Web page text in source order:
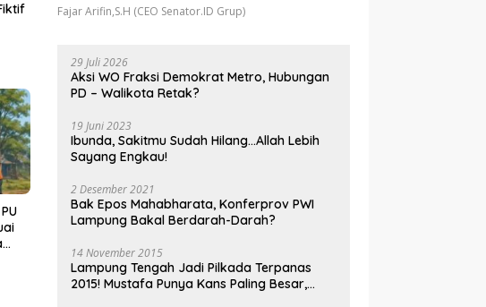
Fajar Arifin,S.H (CEO Senator.ID Grup)
29 Juli 2026
Aksi WO Fraksi Demokrat Metro, Hubungan
PD – Walikota Retak?
19 Juni 2023
Ibunda, Sakitmu Sudah Hilang…Allah Lebih
Sayang Engkau!
2 Desember 2021
Bak Epos Mahabharata, Konferprov PWI
Lampung Bakal Berdarah-Darah?
14 November 2015
Lampung Tengah Jadi Pilkada Terpanas
2015! Mustafa Punya Kans Paling Besar,